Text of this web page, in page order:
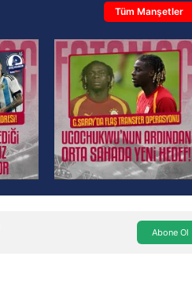
Tüm Manşetler
Abone Ol